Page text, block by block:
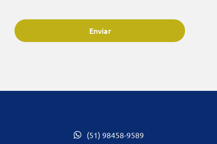
Enviar
(51) 98458-9589